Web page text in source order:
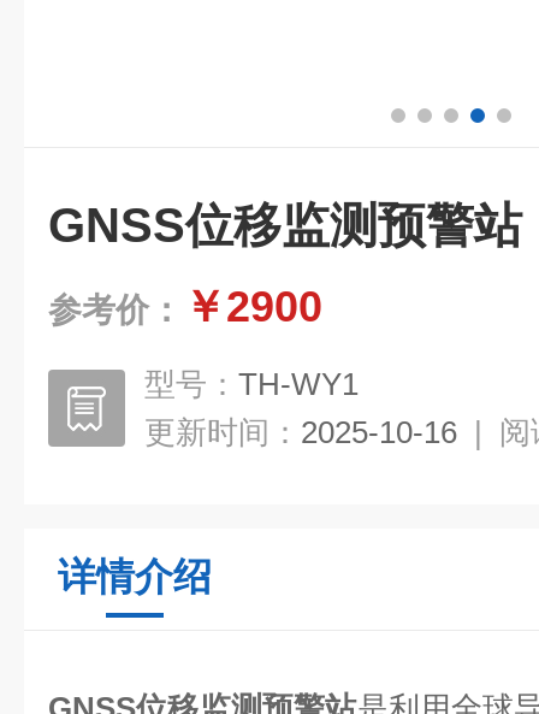
GNSS位移监测预警站
参考价： ￥2900
型号： TH-WY1
更新时间： 2025-10-16 | 阅
详情介绍